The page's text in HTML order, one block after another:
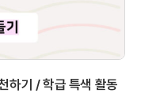
하기 / 학급 특색 활동